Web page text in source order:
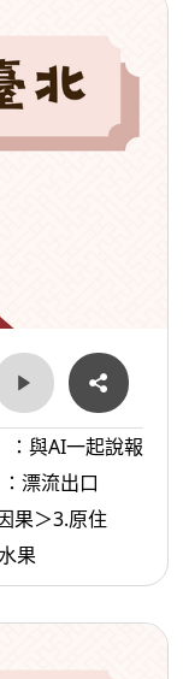
：與AI一起說報
果＞3.原住
果